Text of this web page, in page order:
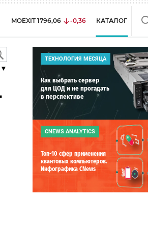
MOEXIT 1796,06 -0,36 КАТАЛОГ
ТЕХНОЛОГИЯ МЕСЯЦА
Как выбрать сервер
для ЦОД и не прогадать
в перспективе
CNEWS ANALYTICS
Топ-10 сфер применения
квантовых компьютеров.
Инфографика CNews